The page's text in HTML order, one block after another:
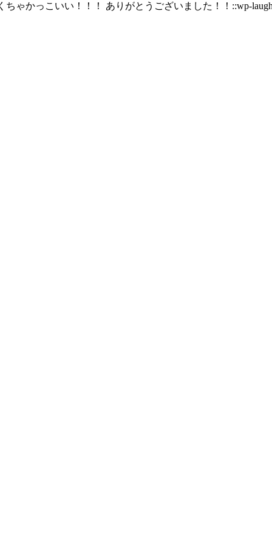
ゃかっこいい！！！ ありがとうございました！！::wp-